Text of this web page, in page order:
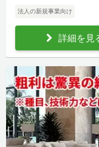
法人の新規事業向け
詳細を見